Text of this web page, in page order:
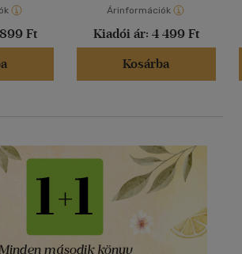
Ft
Árinformációk
Kiadói ár: 4 499 Ft
Kosárba